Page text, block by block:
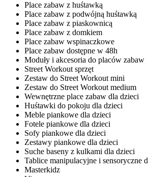
Place zabaw z huśtawką
Place zabaw z podwójną huśtawką
Place zabaw z piaskownicą
Place zabaw z domkiem
Place zabaw wspinaczkowe
Place zabaw dostępne w 48h
Moduły i akcesoria do placów zabaw
Street Workout sprzęt
Zestaw do Street Workout mini
Zestaw do Street Workout medium
Wewnętrzne place zabaw dla dzieci
Huśtawki do pokoju dla dzieci
Meble piankowe dla dzieci
Fotele piankowe dla dzieci
Sofy piankowe dla dzieci
Zestawy piankowe dla dzieci
Suche baseny z kulkami dla dzieci
Tablice manipulacyjne i sensoryczne
Masterkidz